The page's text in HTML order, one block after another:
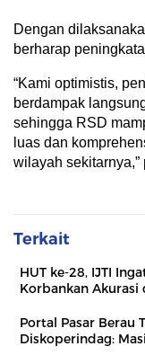
Dengan
berharap
“Kami optimistis,
berdampak
sehingga RSD
luas dan
wilayah
Terkait
HUT ke-28, IJTI
Korbankan
Portal Pasar Berau
Diskoperindag: